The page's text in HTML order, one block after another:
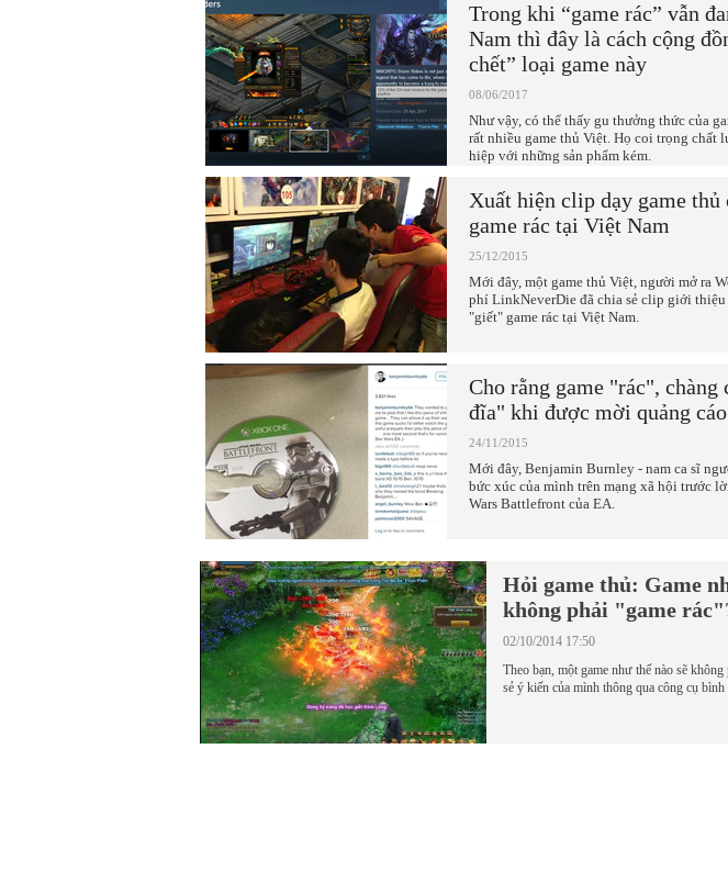
Trong khi “game rác” vẫn
Nam thì đây là cách cộng
chết” loại game này
08/06/2017
Như vậy, có thể thấy gu thưởng thức của
rất nhiều game thủ Việt. Họ coi trọng chất
hiệp với những sản phẩm kém.
Xuất hiện clip dạy game thủ
game rác tại Việt Nam
25/12/2015
Mới đây, một game thủ Việt, người mở ra
phí LinkNeverDie đã chia sẻ clip giới thiệu
"giết" game rác tại Việt Nam.
Cho rằng game "rác", chàng
đĩa" khi được mời quảng cáo
24/11/2015
Mới đây, Benjamin Burnley - nam ca sĩ
bức xúc của mình trên mạng xã hội trước
Wars Battlefront của EA.
Hỏi game thủ: Game
không phải "game
02/10/2014 17:50
Theo bạn, một game như thế nào sẽ
sẻ ý kiến của mình thông qua công cụ